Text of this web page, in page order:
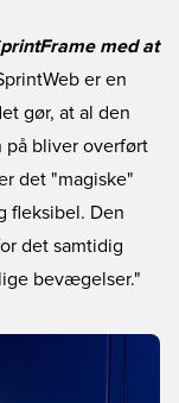
med at
er en
gør, at al den
på bliver overført
det "magiske"
fleksibel. Den
det samtidig
bevægelser."